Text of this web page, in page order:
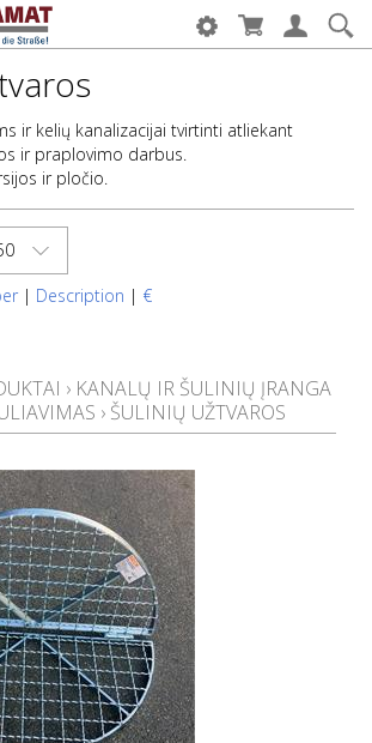
ir kelių kanalizacijai tvirtinti atliekant
ir praplovimo darbus.
ir pločio.
| Description | €
› KANALŲ IR ŠULINIŲ ĮRANGA
› ŠULINIŲ UŽTVAROS